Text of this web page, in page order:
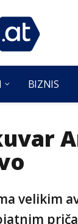
BIZNIS
velikim